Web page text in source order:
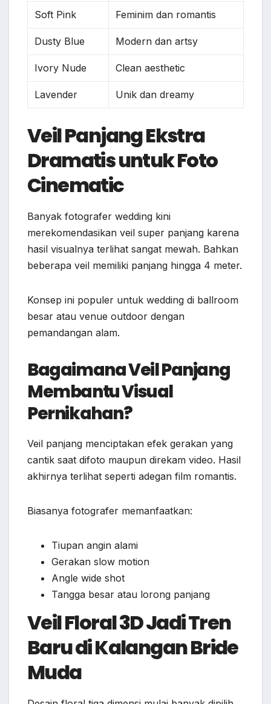
Soft Pink Feminim dan romantis
Dusty Blue Modern dan artsy
Ivory Nude Clean aesthetic
Lavender Unik dan dreamy
Veil Panjang Ekstra
Dramatis untuk Foto
Cinematic
Banyak fotografer wedding kini
merekomendasikan veil super panjang karena
hasil visualnya terlihat sangat mewah. Bahkan
beberapa veil memiliki panjang hingga 4 meter.
Konsep ini populer untuk wedding di ballroom
besar atau venue outdoor dengan
pemandangan alam.
Bagaimana Veil Panjang
Membantu Visual
Pernikahan?
Veil panjang menciptakan efek gerakan yang
cantik saat difoto maupun direkam video. Hasil
akhirnya terlihat seperti adegan film romantis.
Biasanya fotografer memanfaatkan:
Tiupan angin alami
Gerakan slow motion
Angle wide shot
Tangga besar atau lorong panjang
Veil Floral 3D Jadi Tren
Baru di Kalangan Bride
Muda